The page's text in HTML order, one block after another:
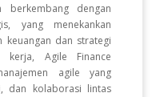
berkembang dengan
yang menekankan
keuangan dan strategi
Agile Finance
agile yang
dan kolaborasi lintas